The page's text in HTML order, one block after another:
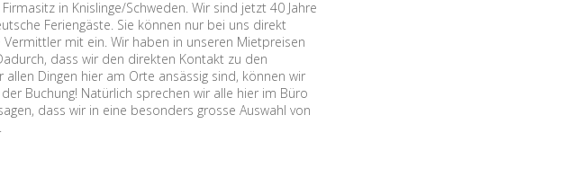
in Knislinge/Schweden. Wir sind jetzt 40 Jahre
Feriengäste. Sie können nur bei uns direkt
mit ein. Wir haben in unseren Mietpreisen
dass wir den direkten Kontakt zu den
Dingen hier am Orte ansässig sind, können wir
Buchung! Natürlich sprechen wir alle hier im Büro
dass wir in eine besonders grosse Auswahl von